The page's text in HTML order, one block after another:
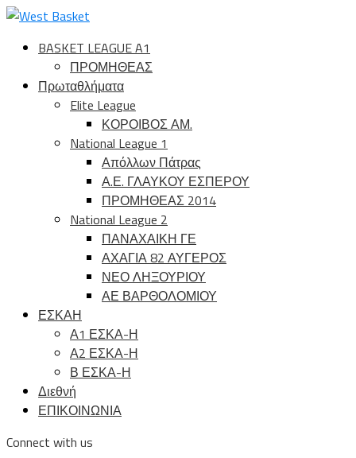
BASKET LEAGUE A1
ΠΡΟΜΗΘΕΑΣ
Πρωταθλήματα
Elite League
ΚΟΡΟΙΒΟΣ ΑΜ.
National League 1
Απόλλων Πάτρας
Α.Ε. ΓΛΑΥΚΟΥ ΕΣΠΕΡΟΥ
ΠΡΟΜΗΘΕΑΣ 2014
National League 2
ΠΑΝΑΧΑΙΚΗ ΓΕ
ΑΧΑΓΙΑ 82 ΑΥΓΕΡΟΣ
ΝΕΟ ΛΗΞΟΥΡΙΟΥ
ΑΕ ΒΑΡΘΟΛΟΜΙΟΥ
ΕΣΚΑΗ
Α1 ΕΣΚΑ-Η
Α2 ΕΣΚΑ-Η
Β ΕΣΚΑ-Η
Διεθνή
ΕΠΙΚΟΙΝΩΝΙΑ
Connect with us